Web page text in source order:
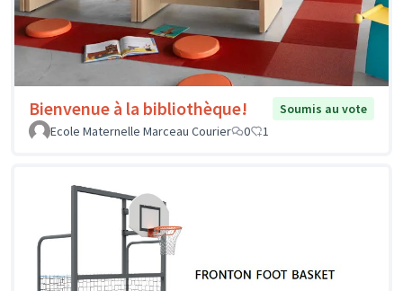
Bienvenue à la bibliothèque!
Soumis au vote
Ecole Maternelle Marceau Courier
0 1